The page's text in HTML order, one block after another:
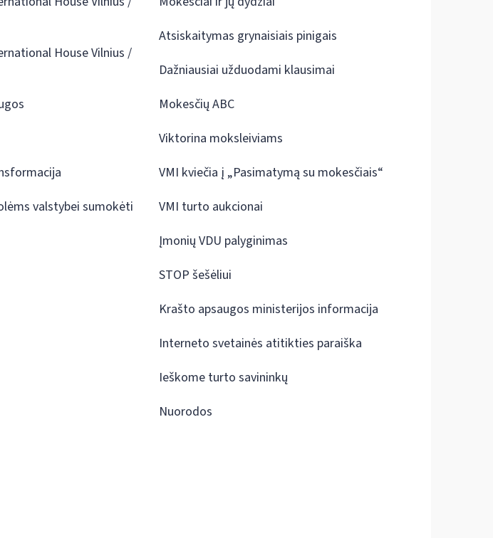
House Vilnius /
valstybei sumokėti
Atsiskaitymas grynaisiais pinigais
Dažniausiai užduodami klausimai
Mokesčių ABC
Viktorina moksleiviams
VMI kviečia į „Pasimatymą su mokesčiais“
VMI turto aukcionai
Įmonių VDU palyginimas
STOP šešėliui
Krašto apsaugos ministerijos informacija
Interneto svetainės atitikties paraiška
Ieškome turto savininkų
Nuorodos